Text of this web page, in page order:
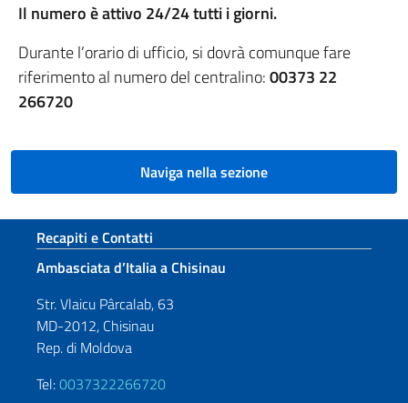
Il numero è attivo 24/24 tutti i giorni.
Durante l’orario di ufficio, si dovrà comunque fare
riferimento al numero del centralino:00373 22
266720
Naviga nella sezione
Sezione footer
Recapiti e Contatti
Ambasciata d’Italia a Chisinau
Str. Vlaicu Pârcalab, 63
MD-2012, Chisinau
Rep. di Moldova
Tel:0037322266720